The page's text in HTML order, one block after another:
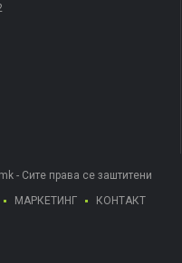
- Сите права се заштитени
МАРКЕТИНГ КОНТАКТ